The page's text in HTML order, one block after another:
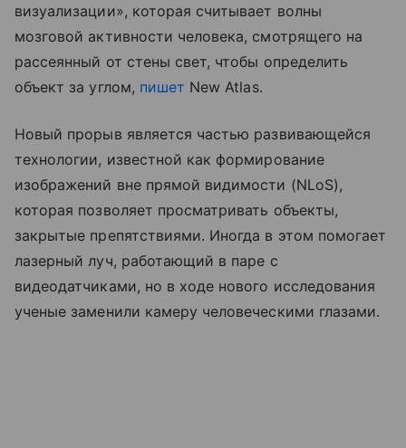
визуализации», которая считывает волны
мозговой активности человека, смотрящего на
рассеянный от стены свет, чтобы определить
объект за углом, пишет New Atlas.
Новый прорыв является частью развивающейся
технологии, известной как формирование
изображений вне прямой видимости (NLoS),
которая позволяет просматривать объекты,
закрытые препятствиями. Иногда в этом помогает
лазерный луч, работающий в паре с
видеодатчиками, но в ходе нового исследования
ученые заменили камеру человеческими глазами.